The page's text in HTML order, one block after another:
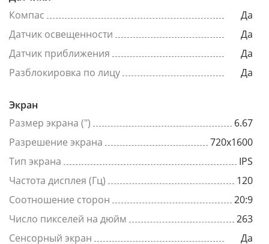
Компас
Да
Датчик освещенности
Да
Датчик приближения
Да
Разблокировка по лицу
Да
Экран
Размер экрана (")
6.67
Разрешение экрана
720x1600
Тип экрана
IPS
Частота дисплея (Гц)
120
Соотношение сторон
20:9
Число пикселей на дюйм
263
Сенсорный экран
Да